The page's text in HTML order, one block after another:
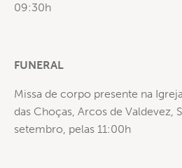
09:30h
FUNERAL
Missa de corpo presente na
das Choças, Arcos de Valdevez,
setembro, pelas 11:00h